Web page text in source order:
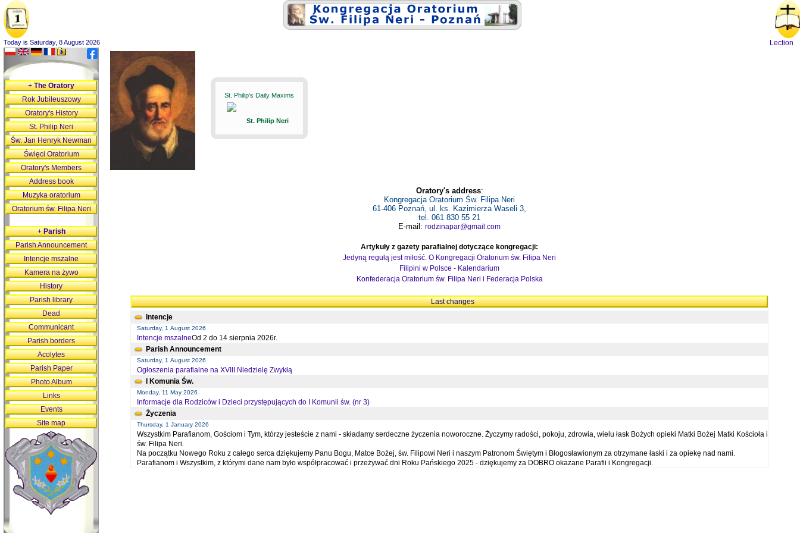
Today is Saturday, 8 August 2026 Lection
St. Philip's Daily Maxims
St. Philip Neri
Oratory's address:
Kongregacja Oratorium Św. Filipa Neri
61-406 Poznań, ul. ks. Kazimierza Waseli 3,
tel. 061 830 55 21
E-mail: rodzinapar@gmail.com
Artykuły z gazety parafialnej dotyczące kongregacji:
Jedyną regułą jest miłość. O Kongregacji Oratorium św. Filipa Neri
Filipini w Polsce - Kalendarium
Konfederacja Oratorium św. Filipa Neri i Federacja Polska
Last changes
Intencje
Saturday, 1 August 2026
Intencje mszalneOd 2 do 14 sierpnia 2026r.
Parish Announcement
Saturday, 1 August 2026
Ogłoszenia parafialne na XVIII Niedzielę Zwykłą
I Komunia Św.
Monday, 11 May 2026
Informacje dla Rodziców i Dzieci przystępujących do I Komunii św. (nr 3)
Życzenia
Thursday, 1 January 2026
Wszystkim Parafianom, Gościom i Tym, którzy jesteście z nami - składamy serdeczne życzenia noworoczne. Życzymy radości, pokoju, zdrowia, wielu łask Bożych opieki Matki Bożej Matki Kościoła i
św. Filipa Neri.
Na początku Nowego Roku z całego serca dziękujemy Panu Bogu, Matce Bożej, św. Filipowi Neri i naszym Patronom Świętym i Błogosławionym za otrzymane łaski i za opiekę nad nami.
Parafianom i Wszystkim, z którymi dane nam było współpracować i przeżywać dni Roku Pańskiego 2025 - dziękujemy za DOBRO okazane Parafii i Kongregacji.
+The Oratory
Rok Jubileuszowy
Oratory's History
St. Philip Neri
Św. Jan Henryk Newman
Święci Oratorium
Oratory's Members
Address book
Muzyka oratorium
Oratorium św. Filipa Neri
+Parish
Parish Announcement
Intencje mszalne
Kamera na żywo
History
Parish library
Dead
Communicant
Parish borders
Acolytes
Parish Paper
Photo Album
Links
Events
Site map